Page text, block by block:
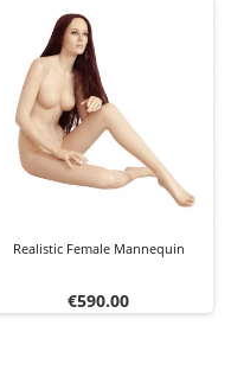
Realistic Female Mannequin
Price
€590.00